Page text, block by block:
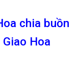
chia buồn
Hoa